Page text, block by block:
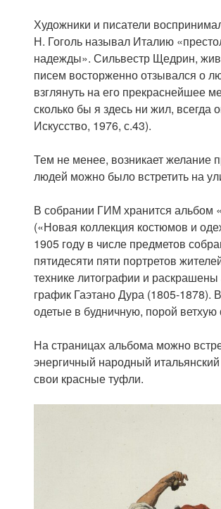
Художники и писатели
Н. Гоголь называл Италию
надежды». Сильвестр Щедрин,
писем восторженно отзывался о
взглянуть на его прекраснейшее
сколько бы я здесь ни жил,
Искусство, 1976, с.43).
Тем не менее, возникает желание
людей можно было встретить на
В собрании ГИМ хранится альбом
(«Новая коллекция костюмов и
1905 году в числе предметов
пятидесяти пяти портретов
технике литографии и
график Гаэтано Дура (1805-
одетые в будничную, порой ветхую
На страницах альбома можно
энергичный народный
свои красные туфли.